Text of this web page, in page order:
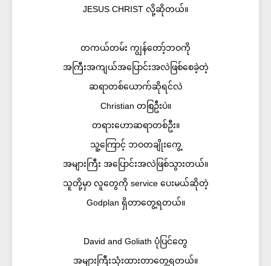
JESUS CHRIST လို့ဆိုတယ်။
တကယ်တမ်း ကျွန်တော့်ဘဝကို
အကြီးအကျယ်အပြောင်းအလဲဖြစ်စေခဲ့တဲ့
ဆရာတစ်ယောက်ဆိုရင်လဲ
Christian တစြဦးပဲ။
တရားဟောဆရာတစ်ဦး။
သူ့ကြောင့် ဘဝတချိုးကွေ့
အများကြီး အပြောင်းအလဲဖြစ်သွားတယ်။
သူတို့မှာ လူတွေကို service ပေးမယ်ဆိုတဲ့
Godplan ရှိတာတွေ့ရတယ်။
David and Goliath ပုံပြင်တွေ
အများကြီးသုံးထားတာတွေ့ရတယ်။